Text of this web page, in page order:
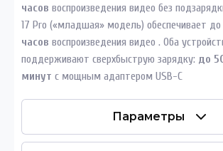
часов воспроизведения видео без
17 Pro («младшая» модель) обеспечивает до
часов воспроизведения видео . Оба
поддерживают сверхбыструю зарядку: до
минут с мощным адаптером USB-C
Параметры